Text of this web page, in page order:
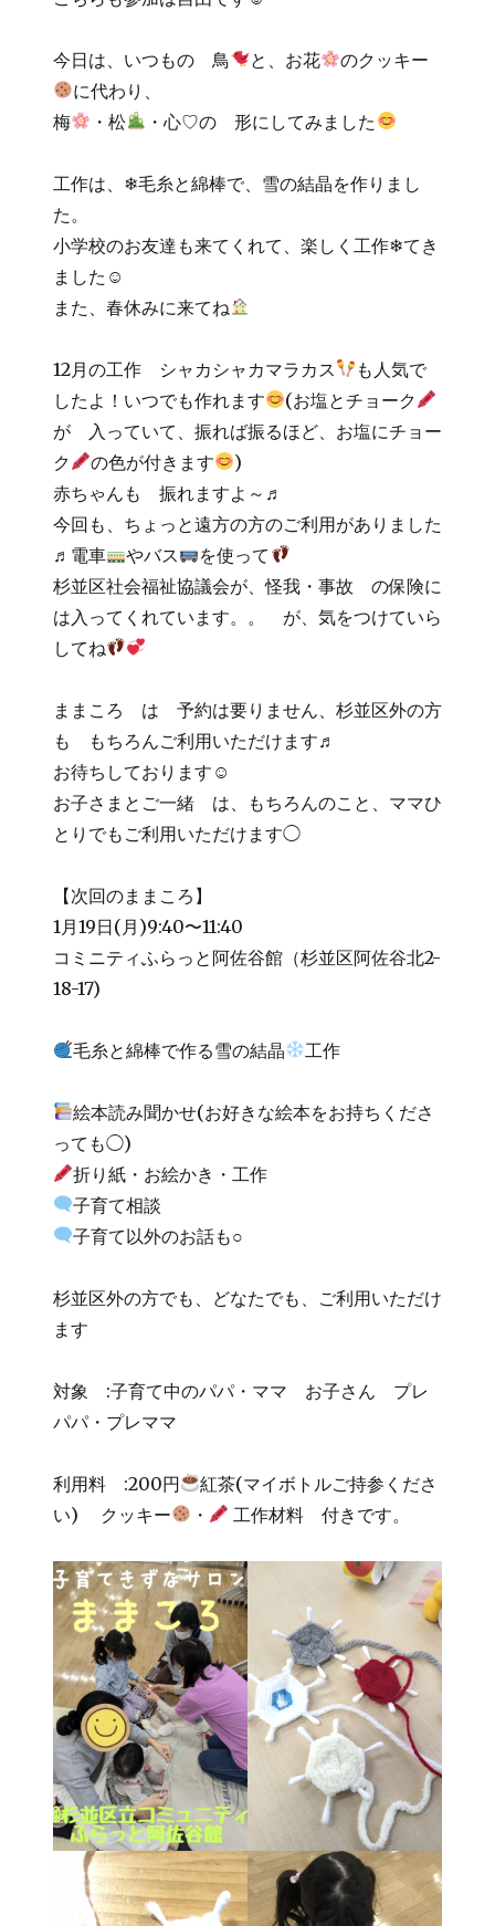
今日は、いつもの 鳥 と、お花
のクッキー
に代わり、
梅
・松 ・心♡の 形にしてみました
工作は、❄毛糸と綿棒で、雪の結晶を作りまし
た。
小学校のお友達も来てくれて、楽しく工作❄てき
ました☺
また、春休みに来てね
12月の工作 シャカシャカマラカス
も人気で
したよ！いつでも作れます
(お塩とチョーク
が 入っていて、振れば振るほど、お塩にチョー
ク
の色が付きます
)
赤ちゃんも 振れますよ～♬
今回も、ちょっと遠方の方のご利用がありました
♬電車
やバス
を使って
杉並区社会福祉協議会が、怪我・事故 の保険に
は入ってくれています。。 が、気をつけていら
してね
ままころ は 予約は要りません、杉並区外の方
も もちろんご利用いただけます♬
お待ちしております☺
お子さまとご一緒 は、もちろんのこと、ママひ
とりでもご利用いただけます◯
【次回のままころ】
1月19日(月)9:40〜11:40
コミニティふらっと阿佐谷館（杉並区阿佐谷北2-
18-17)
毛糸と綿棒で作る雪の結晶 工作
絵本読み聞かせ(お好きな絵本をお持ちくださ
っても◯)
折り紙・お絵かき・工作
子育て相談
子育て以外のお話も○
杉並区外の方でも、どなたでも、ご利用いただけ
ます
対象 :子育て中のパパ・ママ お子さん プレ
パパ・プレママ
利用料 :200円
紅茶(マイボトルご持参くださ
い) クッキー
・ 工作材料 付きです。